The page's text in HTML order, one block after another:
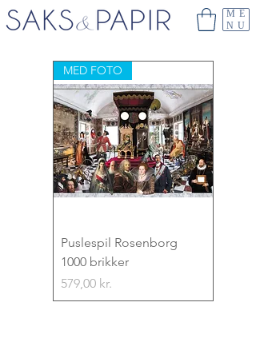
ME
NU
MED FOTO
Puslespil Rosenborg
1000 brikker
Pris
579,00 kr.